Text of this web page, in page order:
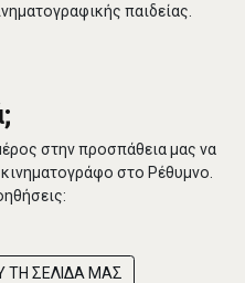
παιδείας.
στην προσπάθεια μας να
στο Ρέθυμνο.
ΤΗ ΣΕΛΙΔΑ ΜΑΣ